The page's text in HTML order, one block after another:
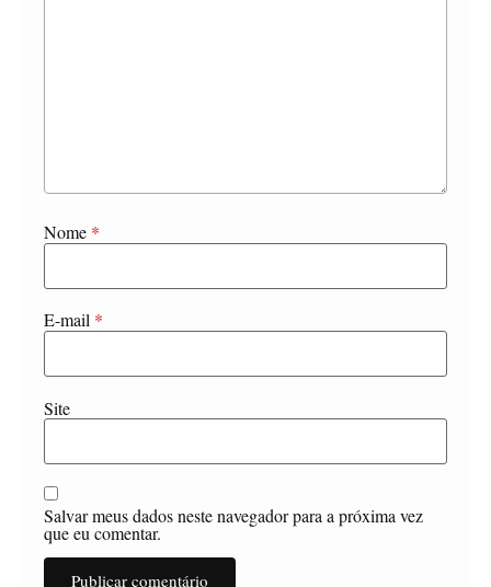
Nome *
E-mail *
Site
Salvar meus dados neste navegador para a próxima vez
que eu comentar.